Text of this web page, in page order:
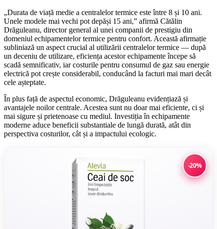
„Durata de viață medie a centralelor termice este între 8 și 10 ani.
Unele modele mai vechi pot depăși 15 ani,” afirmă Cătălin
Drăguleanu, director general al unei companii de prestigiu din
domeniul echipamentelor termice pentru confort. Această afirmație
subliniază un aspect crucial al utilizării centralelor termice — după
un deceniu de utilizare, eficiența acestor echipamente începe să
scadă semnificativ, iar costurile pentru consumul de gaz sau energie
electrică pot crește considerabil, conducând la facturi mai mari decât
cele așteptate.
În plus față de aspectul economic, Drăguleanu evidențiază și
avantajele noilor centrale. Acestea sunt nu doar mai eficiente, ci și
mai sigure și prietenoase cu mediul. Investiția în echipamente
moderne aduce beneficii substantiale de lungă durată, atât din
perspectiva costurilor, cât și a impactului ecologic.
-20%